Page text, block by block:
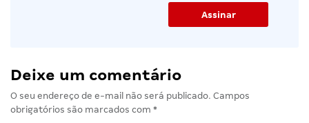
Deixe um comentário
O seu endereço de e-mail não será publicado. Campos
obrigatórios são marcados com *